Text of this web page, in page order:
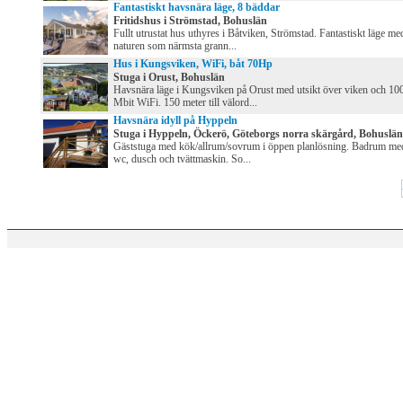
Fantastiskt havsnära läge, 8 bäddar
Fritidshus i Strömstad, Bohuslän
Fullt utrustat hus uthyres i Båtviken, Strömstad. Fantastiskt läge
naturen som närmsta grann...
Hus i Kungsviken, WiFi, båt 70Hp
Stuga i Orust, Bohuslän
Havsnära läge i Kungsviken på Orust med utsikt över viken och
Mbit WiFi. 150 meter till välord...
Havsnära idyll på Hyppeln
Stuga i Hyppeln, Öckerö, Göteborgs norra skärgård, Bohuslän
Gäststuga med kök/allrum/sovrum i öppen planlösning. Badrum
wc, dusch och tvättmaskin. So...